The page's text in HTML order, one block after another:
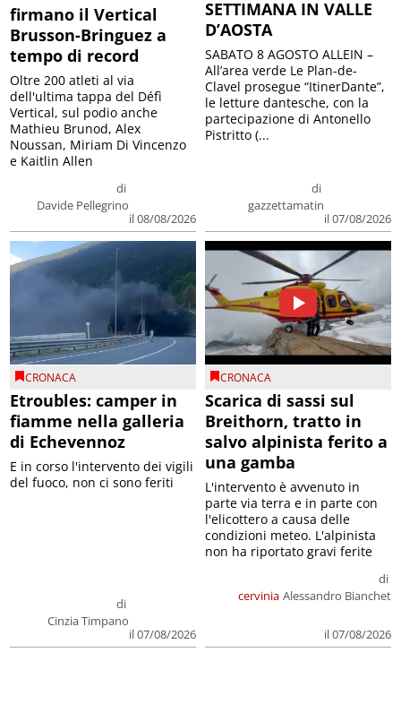
firmano il Vertical
Brusson-Bringuez a
tempo di record
di
Davide Pellegrino
il 08/08/2026
Oltre 200 atleti al via
dell'ultima tappa del Défì
Vertical, sul podio anche
Mathieu Brunod, Alex
Noussan, Miriam Di Vincenzo
e Kaitlin Allen
SETTIMANA IN VALLE
D’AOSTA
di
gazzettamatin
il 07/08/2026
SABATO 8 AGOSTO ALLEIN –
All’area verde Le Plan-de-
Clavel prosegue “ItinerDante”,
le letture dantesche, con la
partecipazione di Antonello
Pistritto (...
CRONACA
Etroubles: camper in
fiamme nella galleria
di Echevennoz
di
Cinzia Timpano
il 07/08/2026
E in corso l'intervento dei vigili
del fuoco, non ci sono feriti
CRONACA
Scarica di sassi sul
Breithorn, tratto in
salvo alpinista ferito a
una gamba
cervinia
di
Alessandro Bianchet
il 07/08/2026
L'intervento è avvenuto in
parte via terra e in parte con
l'elicottero a causa delle
condizioni meteo. L'alpinista
non ha riportato gravi ferite